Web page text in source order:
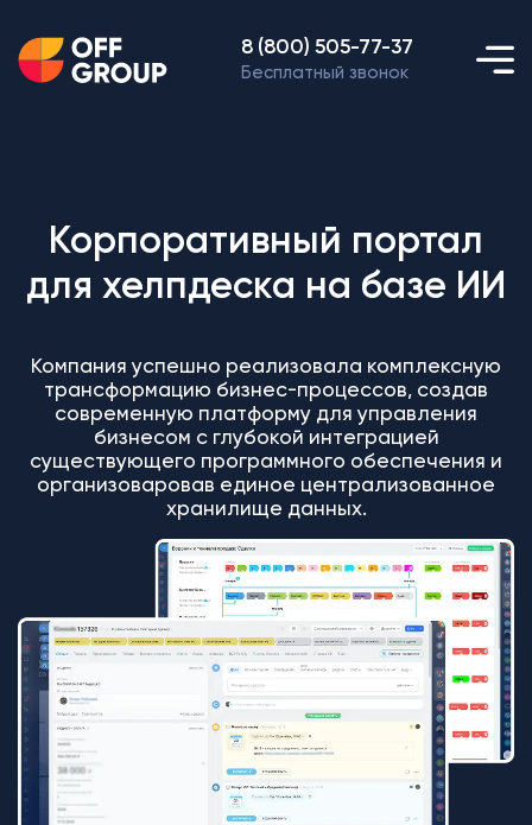
8 (800) 505-77-37
Бесплатный звонок
Корпоративный портал
для хелпдеска на базе ИИ
Компания успешно реализовала комплексную
трансформацию бизнес-процессов, создав
современную платформу для управления
бизнесом с глубокой интеграцией
существующего программного обеспечения и
организоваровав единое централизованное
хранилище данных.